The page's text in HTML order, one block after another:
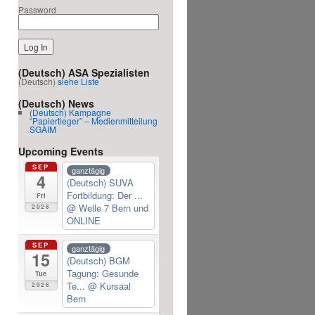
Password
(Deutsch) ASA Spezialisten
(Deutsch) siehe Liste
(Deutsch) News
(Deutsch) Kampagne
“Papiertieger” – Medienmitteilung
SGAIM
Upcoming Events
SEP
4
Fri
2026
ganztägig
(Deutsch) SUVA
Fortbildung: Der ...
@ Welle 7 Bern und
ONLINE
SEP
15
Tue
2026
ganztägig
(Deutsch) BGM
Tagung: Gesunde
Te... @ Kursaal
Bern